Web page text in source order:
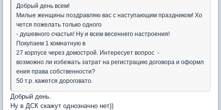
Добрый день всем!
Милые женщины поздравляю вас с наступающим праздником! Хо
чется пожелать только одного
- душевного счастья! Ну и всем весеннего настроения!
Покупаем 1 комнатную в
27 корпусе через домострой. Интересует вопрос -
возможно ли избежать затрат на регистрацию договора и оформл
ения права собственности?
50 т.р. кажется дороговато.
Добрый день.
Ну в ДСК скажут однозначно нет))